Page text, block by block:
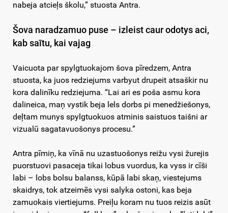
nabeja atcieļs školu,” stuosta Antra.
Šova naradzamuo puse – izleist caur odotys aci,
kab saītu, kai vajag
Vaicuota par spylgtuokajom šova pīredzem, Antra
stuosta, ka juos redziejums varbyut drupeit atsaškir nu
kora dalinīku redziejuma. “Lai ari es poša asmu kora
dalineica, maņ vystik beja lels dorbs pi menedžiešonys,
deļtam munys spylgtuokuos atminis saistuos taišni ar
vizualū sagatavuošonys procesu.”
Antra pīmiņ, ka vīnā nu uzastuošonys reižu vysi žurejis
puorstuovi pasaceja tikai lobus vuordus, ka vyss ir cīši
labi – lobs bolsu balanss, kūpā labi skaņ, viestejums
skaidrys, tok atzeimēs vysi salyka ostoni, kas beja
zamuokais viertiejums. Preiļu koram nu tuos reizis asūt